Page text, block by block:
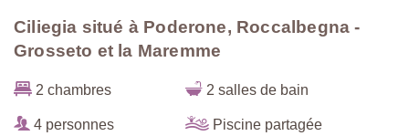
Ciliegia situé à Poderone, Roccalbegna -
Grosseto et la Maremme
2 chambres 2 salles de bain
4 personnes Piscine partagée